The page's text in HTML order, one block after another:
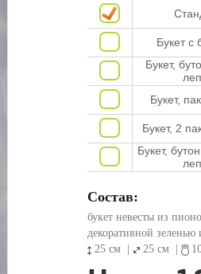
Букет с
Букет,
Букет,
Букет, 2
Букет,
Состав:
букет невесты из
декоративной зеленью
25 см
25 см